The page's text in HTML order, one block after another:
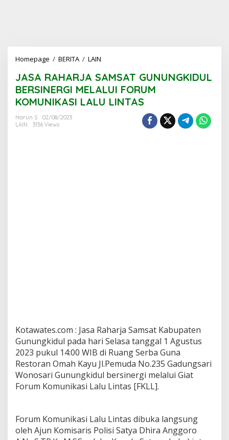
Homepage / BERITA / LAIN
SAMSAT
GUNUNGKIDUL
BERSINERGI
MELALUI
JASA RAHARJA SAMSAT GUNUNGKIDUL
BERSINERGI MELALUI FORUM
KOMUNIKASI LALU LINTAS
Harun S
02/08/2023
LAIN
3136 Views
Kotawates.com : Jasa Raharja Samsat Kabupaten
Gunungkidul pada hari Selasa tanggal 1 Agustus
2023 pukul 14:00 WIB di Ruang Serba Guna
Restoran Omah Kayu Jl.Pemuda No.235 Gadungsari
Wonosari Gunungkidul bersinergi melalui Giat
Forum Komunikasi Lalu Lintas [FKLL].
Forum Komunikasi Lalu Lintas dibuka langsung
oleh Ajun Komisaris Polisi Satya Dhira Anggoro